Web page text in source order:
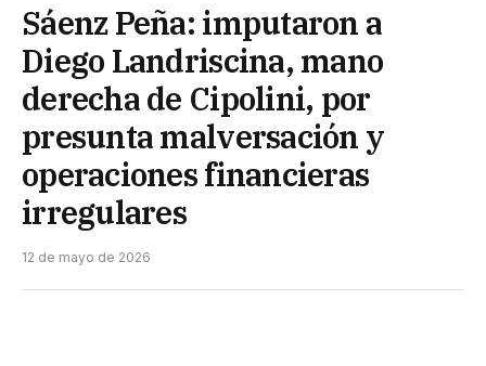
Sáenz Peña: imputaron a
Diego Landriscina, mano
derecha de Cipolini, por
presunta malversación y
operaciones financieras
irregulares
12 de mayo de 2026